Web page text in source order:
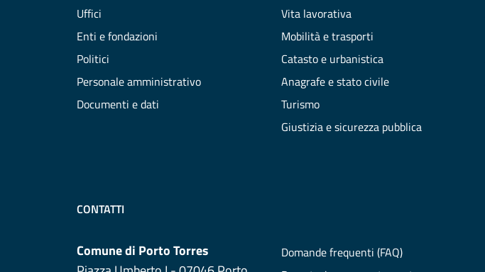
Uffici
Enti e fondazioni
Politici
Personale amministrativo
Documenti e dati
Vita lavorativa
Mobilità e trasporti
Catasto e urbanistica
Anagrafe e stato civile
Turismo
Giustizia e sicurezza pubblica
CONTATTI
Comune di Porto Torres
Domande frequenti (FAQ)